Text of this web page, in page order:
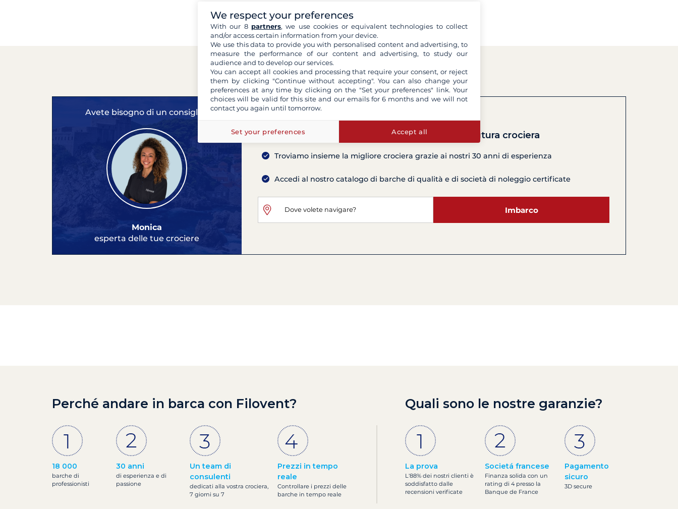
Avete bisogno di un consiglio?
Monica
esperta delle tue crociere
Contatta i nostri consulenti per trovare la tua futura crociera
Troviamo insieme la migliore crociera grazie ai nostri 30 anni di esperienza
Accedi al nostro catalogo di barche di qualità e di società di noleggio certificate
Imbarco
Perché andare in barca con Filovent?
18 000
barche di
professionisti
30 anni
di esperienza e di
passione
Un team di
consulenti
dedicati alla vostra crociera,
7 giorni su 7
Prezzi in tempo
reale
Controllare i prezzi delle
barche in tempo reale
Quali sono le nostre garanzie?
La prova
L'88% dei nostri clienti è
soddisfatto dalle
recensioni verificate
Societá francese
Finanza solida con un
rating di 4 presso la
Banque de France
Pagamento
sicuro
3D secure
We respect your preferences
With our 8 partners, we use cookies or equivalent technologies to collect
and/or access certain information from your device.
We use this data to provide you with personalised content and advertising, to
measure the performance of our content and advertising, to study our
audience and to develop our services.
You can accept all cookies and processing that require your consent, or reject
them by clicking "Continue without accepting". You can also change your
preferences at any time by clicking on the "Set your preferences" link. Your
choices will be valid for this site and our emails for 6 months and we will not
contact you again until tomorrow.
Set your preferences Accept all